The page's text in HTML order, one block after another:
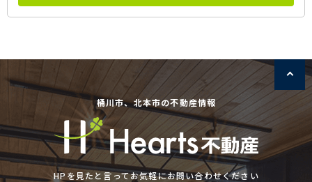
桶川市、北本市の不動産情報
HPを見たと言ってお気軽にお問い合わせください